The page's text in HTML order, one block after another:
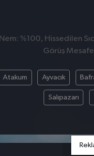
Nem: %100, Hissedilen
Görüş
Atakum Ayvacık
Salıpazarı